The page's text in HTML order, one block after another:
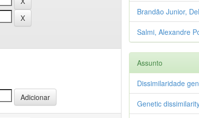
Brandão Junior,
Salmi, Alexandre
Assunto
Dissimilaridade
Genetic